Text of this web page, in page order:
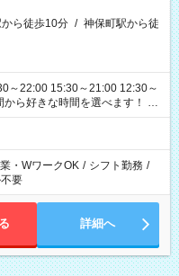
ら徒歩10分 / 神保町駅から徒
～22:00 15:30～21:00 12:30～
す
・WワークOK / シフト勤務 /
要
詳細へ